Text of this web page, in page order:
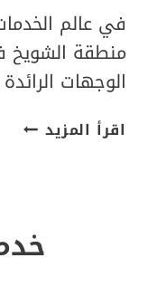
في عالم
منطقة الشويخ
الوجهات
اقرأ المزيد خدمات